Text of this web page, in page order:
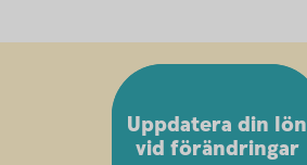
Uppdatera din lön
vid förändringar